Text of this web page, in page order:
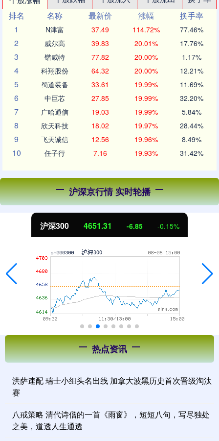
排名
名称 最新价 涨幅
换手率
1
N津富 37.49 114.72% 77.46%
2 威尔高 39.83 20.01% 17.76%
3 锴威特 77.82 20.00% 1.17%
4 科翔股份 64.32 20.00% 12.21%
5 蜀道装备 33.61 19.99% 11.69%
6 中巨芯 27.85 19.99% 32.20%
7 广哈通信 19.03 19.99% 5.84%
8 欣天科技 18.02 19.97% 28.44%
9 飞天诚信 12.56 19.96% 8.49%
10 任子行 7.16 19.93% 31.42%
沪深京行情 实时轮播
沪深300 4651.31 -6.85 -0.15%
热点资讯
洪萨速配 瑞士小组头名出线 加拿大波黑历史首次晋级淘汰
赛
八戒策略 清代诗僧的一首《雨窗》，短短八句，写尽独处
之美，道透人生通透